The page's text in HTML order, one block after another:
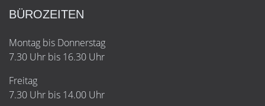
BÜROZEITEN
Montag bis Donnerstag
7.30 Uhr bis 16.30 Uhr
Freitag
7.30 Uhr bis 14.00 Uhr